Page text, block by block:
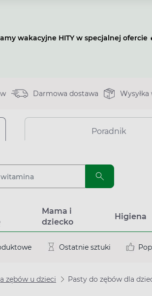
wakacyjne HITY w specjalnej ofercie
Darmowa dostawa
Poradnik
Mama i
dziecko
Higiena
Ostatnie sztuki
zębów u dzieci Pasty do zębów dla